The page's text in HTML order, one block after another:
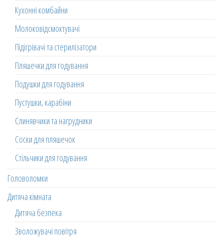
Кухонні комбайни
Молоковідсмоктувачі
Підігрівачі та стерилізатори
Пляшечки для годування
Подушки для годування
Пустушки, карабіни
Слинявчики та нагрудники
Соски для пляшечок
Стільчики для годування
Головоломки
Дитяча кімната
Дитяча безпека
Зволожувачі повітря